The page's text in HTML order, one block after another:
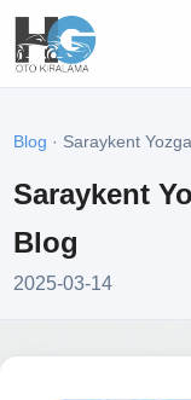
Blog · Saraykent
Saraykent
Blog
2025-03-14